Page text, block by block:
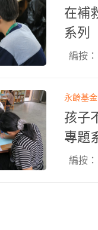
在補
系列
編按
永齡基
孩子
專題
編按